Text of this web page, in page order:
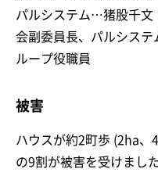
パルシステム…猪股千文
会副委員長、パルシス
ループ役職員
被害
ハウスが約2町歩 (2ha、
の9割が被害を受けまし